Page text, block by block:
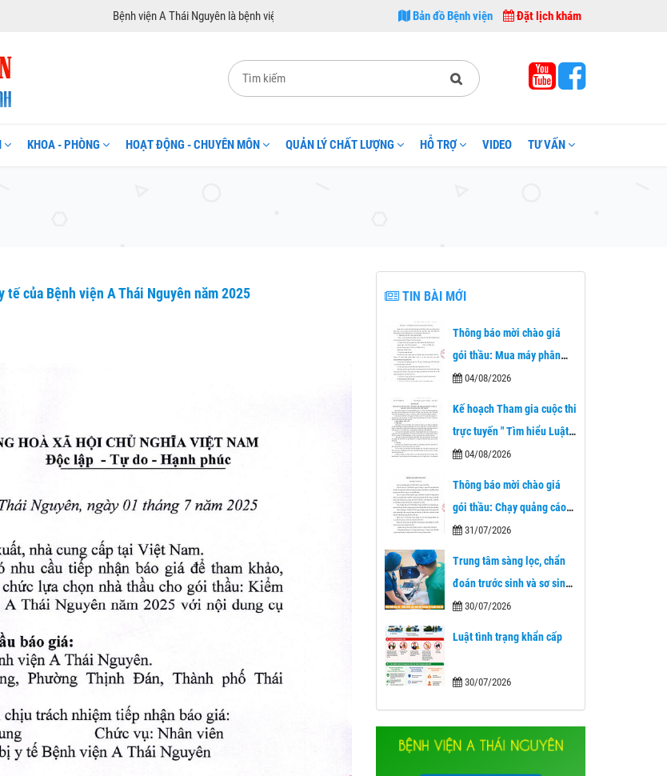
Bệnh viện A Thái Nguyên là bệnh viện đa khoa hạng I thuộc sở Y tế Thái Nguyên. 1. Công tác khám chữa bệnh: Bệnh viện A
Bản đồ Bệnh viện Đặt lịch khám
KHOA - PHÒNG HOẠT ĐỘNG - CHUYÊN MÔN QUẢN LÝ CHẤT LƯỢNG HỖ TRỢ VIDEO TƯ VẤN
của Bệnh viện A Thái Nguyên năm 2025 TIN BÀI MỚI
Thông báo mời chào giá
gói thầu: Mua máy phân
tích thành phần cơ thể của
04/08/2026
Kế hoạch Tham gia cuộc thi
trực tuyến " Tìm hiểu Luật
Tiếp cận thông tin và dịch
04/08/2026
Thông báo mời chào giá
gói thầu: Chạy quảng cáo
trên trang fanpage Bệnh
31/07/2026
Trung tâm sàng lọc, chẩn
đoán trước sinh và sơ sinh
Bệnh viện A– Dấu ấn mới
trong chăm sóc sức khỏe
30/07/2026
Luật tình trạng khẩn cấp
30/07/2026